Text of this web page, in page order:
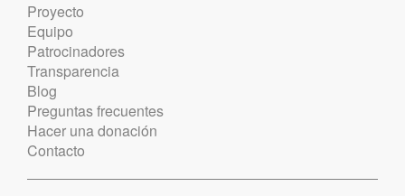
Proyecto
Equipo
Patrocinadores
Transparencia
Blog
Preguntas frecuentes
Hacer una donación
Contacto